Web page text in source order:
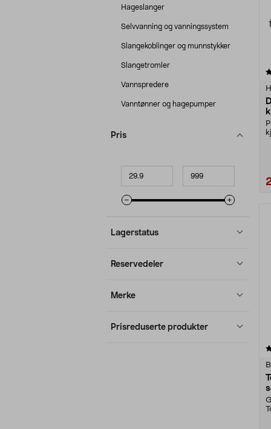
Hageslanger
Selvvanning og vanningssystem
Slangekoblinger og munnstykker
Slangetromler
Vannspredere
Vanntønner og hagepumper
Pris
Lagerstatus
Reservedeler
Merke
Prisreduserte produkter